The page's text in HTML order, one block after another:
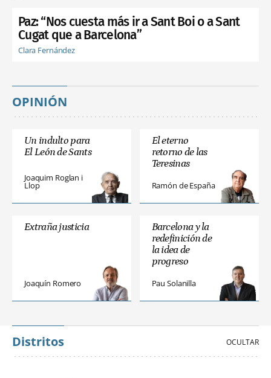
Paz: “Nos cuesta más ir a Sant Boi o a Sant
Cugat que a Barcelona”
Clara Fernández
OPINIÓN
Un indulto para
El León de Sants
Joaquim Roglan i
Llop
El eterno
retorno de las
Teresinas
Ramón de España
Extraña justicia
Joaquín Romero
Barcelona y la
redefinición de
la idea de
progreso
Pau Solanilla
Distritos